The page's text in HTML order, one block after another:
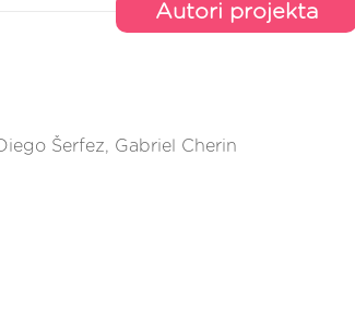
Autori projekta
Šerfez, Gabriel Cherin